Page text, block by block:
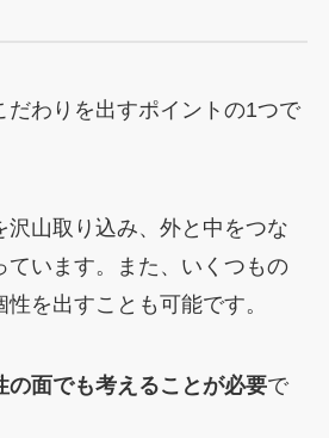
だわりを出すポイントの1つで
沢山取り込み、外と中をつな
ています。また、いくつもの
を出すことも可能です。
の面でも考えることが必要で